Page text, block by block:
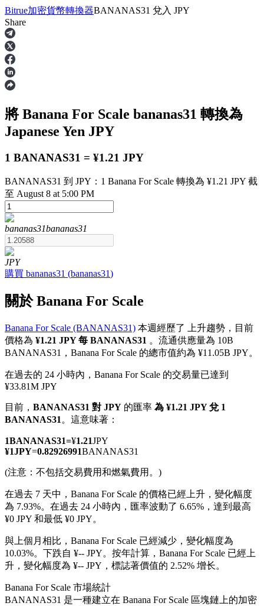
合約
USDT永續
多種以USDT結算的永續合約
幣本位永續
以數字貨幣為保證金的永續合約
美股、外匯、貴金屬及大宗商品衍生性商品
USDC永續
多種以USDC結算的永續合約
Bitrue加密貨幣轉換器BANANAS31 兌入 JPY
Share
將 Banana For Scale bananas31 轉換為
Japanese Yen JPY
1 BANANAS31 = ¥1.21 JPY
BANANAS31 到 JPY：1 Banana For Scale 轉換為 ¥1.21 JPY 截
至 August 8 at 5:00 PM
bananas31bananas31
JPY
購買 bananas31 (bananas31)
關於 Banana For Scale
Banana For Scale (BANANAS31) 本週經歷了 上升趨勢，目前
價格為 ¥1.21 JPY 每 BANANAS31 。流通供應量為 10B
BANANAS31，Banana For Scale 的總市值約為 ¥11.05B JPY。
在過去的 24 小時內，Banana For Scale 的交易量已達到
¥33.81M JPY
目前， BANANAS31 對 JPY 的匯率 為 ¥1.21 JPY 兌 1
BANANAS31 。這意味著：
1BANANAS31=¥1.21JPY
¥1JPY=0.82926991BANANAS31
(注意：不包括交易費用和燃氣費用。)
在過去 7 天中，Banana For Scale 的價格已經上升，變化幅度
為 7.93%。 在過去 24 小時內，匯率波動了 6.65%，達到最高
¥0 JPY 和最低 ¥0 JPY。
與上個月相比，Banana For Scale 已經減少，變化幅度為
10.03%。下跌自 ¥-- JPY。 按年計算，Banana For Scale 已經上
升，變化幅度為 ¥-- JPY，標誌著價值的 2.52% 增长。
Banana For Scale 市場統計
BANANAS31 是一種建立在 Banana For Scale 區塊鏈上的加密